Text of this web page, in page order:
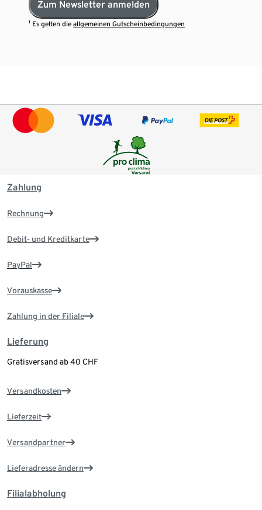
Zum Newsletter anmelden
¹ Es gelten dieallgemeinen Gutscheinbedingungen
Zahlung
Rechnung
Debit- und Kreditkarte
PayPal
Vorauskasse
Zahlung in der Filiale
Lieferung
Gratisversand ab 40 CHF
Versandkosten
Lieferzeit
Versandpartner
Lieferadresse ändern
Filialabholung